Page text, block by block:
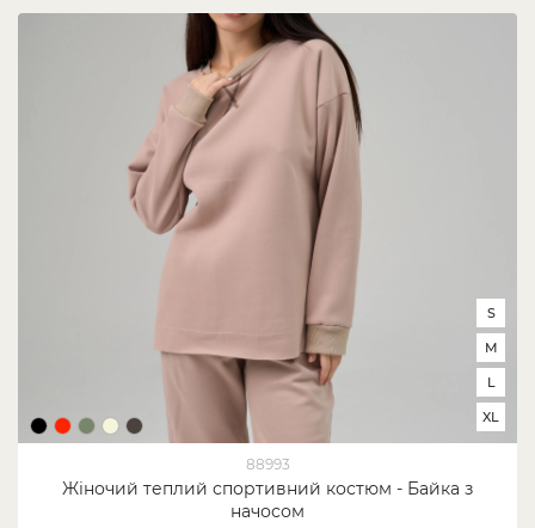
88993
Жіночий теплий спортивний костюм - Байка з
начосом
S
M
L
XL